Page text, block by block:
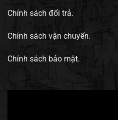
Chính sách đổi trả.
Chính sách vận chuyển.
Chính sách bảo mật.